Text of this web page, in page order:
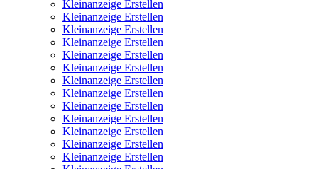
Kleinanzeige Erstellen
Kleinanzeige Erstellen
Kleinanzeige Erstellen
Kleinanzeige Erstellen
Kleinanzeige Erstellen
Kleinanzeige Erstellen
Kleinanzeige Erstellen
Kleinanzeige Erstellen
Kleinanzeige Erstellen
Kleinanzeige Erstellen
Kleinanzeige Erstellen
Kleinanzeige Erstellen
Kleinanzeige Erstellen